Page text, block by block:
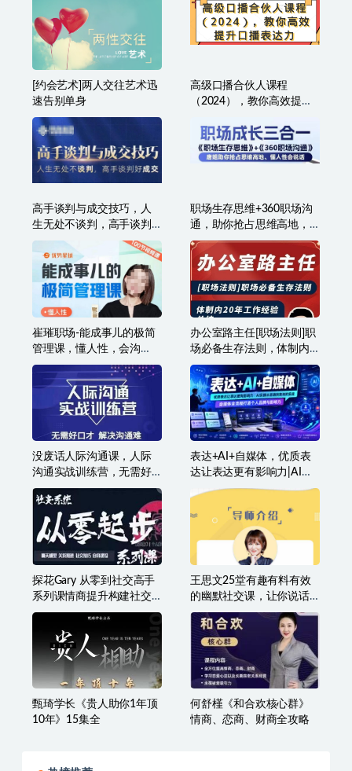
[约会艺术]两人交往艺术迅
速告别单身
高级口播合伙人课程
（2024），教你高效提升
高手谈判与成交技巧，人
生无处不谈判，高手谈判
好成交
职场生存思维+360职场沟
通，助你抢占思维高地，
懂人性会说话
崔璀职场-能成事儿的极简
管理课，懂人性，会沟
通，能成事儿
办公室路主任[职场法则]职
场必备生存法则，体制内
20年工作经验总结
没废话人际沟通课，人际
沟通实战训练营，无需好
口才解决沟通难问题（26
节课）
表达+AI+自媒体，优质表
达让表达更有影响力|AI实
操从思路到落地的实战|自
与影响力
探花Gary 从零到社交高手
系列课情商提升构建社交
体系
王思文25堂有趣有料有效
的幽默社交课，让你说话
有魅力，社交更轻松
甄琦学长《贵人助你1年顶
10年》15集全
何舒槿《和合欢核心群》
情商、恋商、财商全攻略